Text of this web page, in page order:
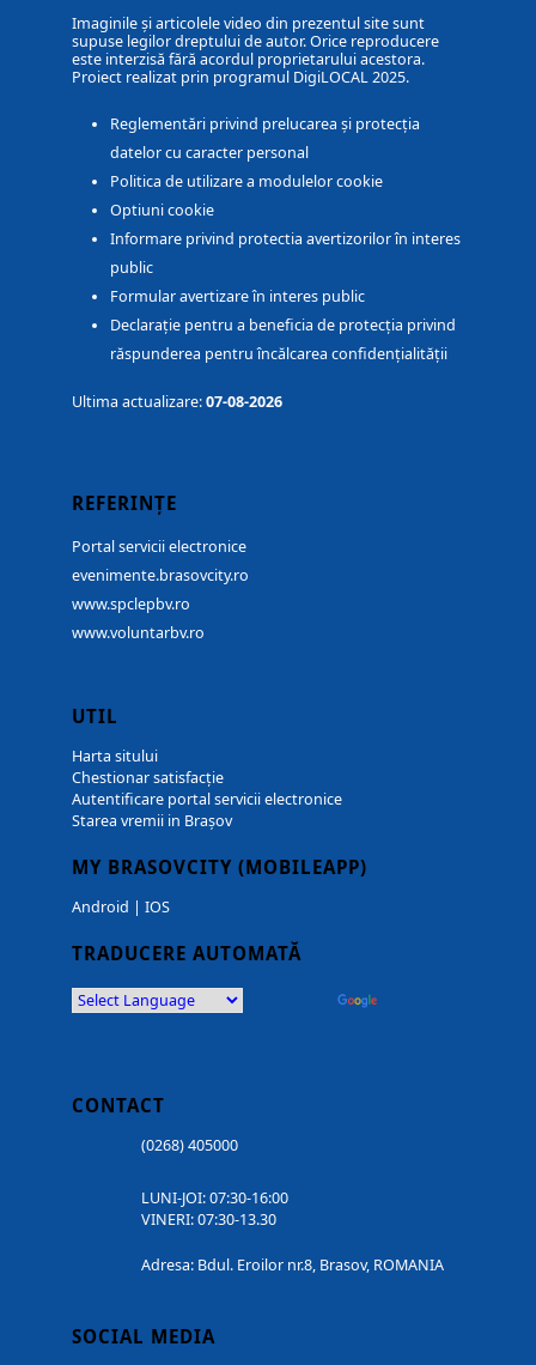
Imaginile și articolele video din prezentul site sunt
supuse legilor dreptului de autor. Orice reproducere
este interzisă fără acordul proprietarului acestora.
Proiect realizat prin programul DigiLOCAL 2025.
Reglementări privind prelucarea și protecția
datelor cu caracter personal
Politica de utilizare a modulelor cookie
Optiuni cookie
Informare privind protectia avertizorilor în interes
public
Formular avertizare în interes public
Declarație pentru a beneficia de protecția privind
răspunderea pentru încălcarea confidențialității
Ultima actualizare:07-08-2026
REFERINȚE
Portal servicii electronice
evenimente.brasovcity.ro
www.spclepbv.ro
www.voluntarbv.ro
UTIL
Harta sitului
Chestionar satisfacție
Autentificare portal servicii electronice
Starea vremii in Brașov
MY BRASOVCITY (MOBILEAPP)
Android | IOS
TRADUCERE AUTOMATĂ
CONTACT
(0268) 405000
LUNI-JOI: 07:30-16:00
VINERI: 07:30-13.30
Adresa: Bdul. Eroilor nr.8, Brasov, ROMANIA
SOCIAL MEDIA